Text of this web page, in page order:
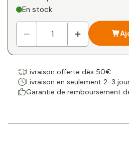
1x
En stock
Livraison offerte dès 50€
Livraison en seulement 2-3
Garantie de remboursement